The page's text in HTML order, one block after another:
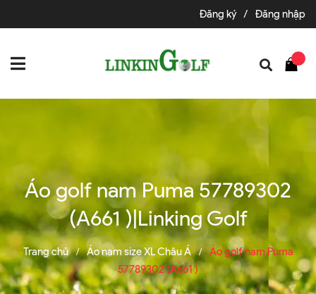
Đăng ký / Đăng nhập
Áo golf nam Puma 57789302
(A661 )|Linking Golf
Trang chủ / Áo nam size XL Châu Á /
Áo golf nam Puma
57789302 (A661 )